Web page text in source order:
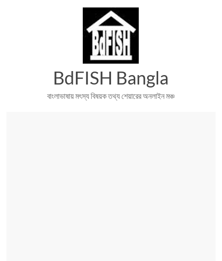
BdFISH Bangla
বাংলাভাষায় মৎস্য বিষয়ক তথ্য শেয়ারের অনলাইন মঞ্চ